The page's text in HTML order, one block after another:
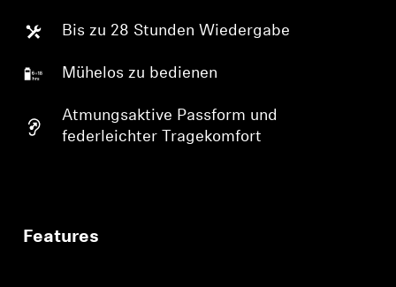
Bis zu 28 Stunden Wiedergabe
Mühelos zu bedienen
Atmungsaktive Passform und
federleichter Tragekomfort
Features